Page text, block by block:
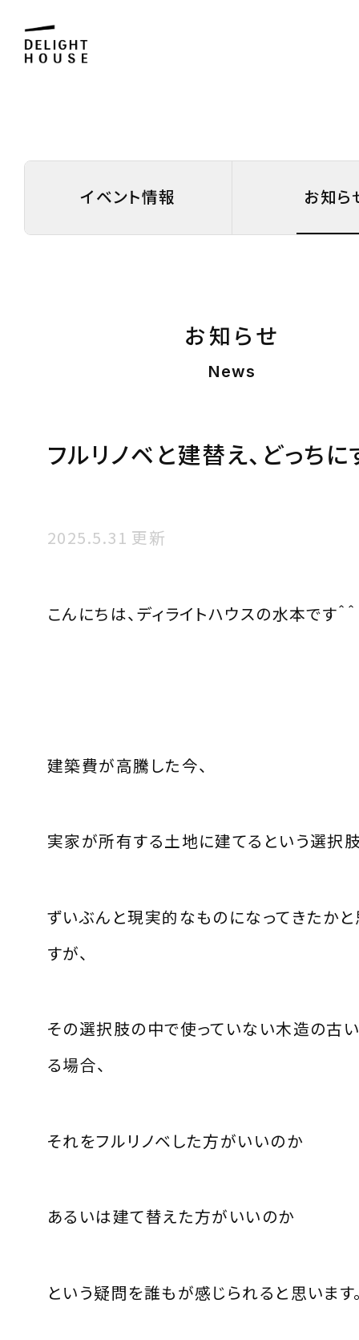
イベント情報 お知ら
お知らせ
News
フルリノベと建替え、どっちに
2025.5.31 更新
こんにちは、ディライトハウスの水本です＾＾
建築費が高騰した今、
実家が所有する土地に建てるという選択
ずいぶんと現実的なものになってきたか
すが、
その選択肢の中で使っていない木造の古
る場合、
それをフルリノベした方がいいのか
あるいは建て替えた方がいいのか
という疑問を誰もが感じられると思います